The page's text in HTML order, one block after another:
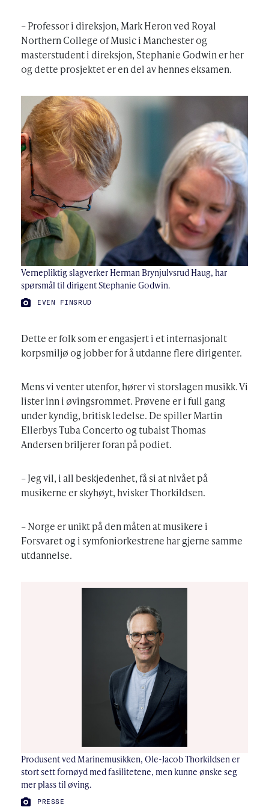
– Professor i direksjon, Mark Heron ved Royal
Northern College of Music i Manchester og
masterstudent i direksjon, Stephanie Godwin er her
og dette prosjektet er en del av hennes eksamen.
Vernepliktig slagverker Herman Brynjulvsrud Haug, har
spørsmål til dirigent Stephanie Godwin.
FOTO:
EVEN FINSRUD
Dette er folk som er engasjert i et internasjonalt
korpsmiljø og jobber for å utdanne flere dirigenter.
Mens vi venter utenfor, hører vi storslagen musikk. Vi
lister inn i øvingsrommet. Prøvene er i full gang
under kyndig, britisk ledelse. De spiller Martin
Ellerbys Tuba Concerto og tubaist Thomas
Andersen briljerer foran på podiet.
– Jeg vil, i all beskjedenhet, få si at nivået på
musikerne er skyhøyt, hvisker Thorkildsen.
– Norge er unikt på den måten at musikere i
Forsvaret og i symfoniorkestrene har gjerne samme
utdannelse.
Produsent ved Marinemusikken, Ole-Jacob Thorkildsen er
stort sett fornøyd med fasilitetene, men kunne ønske seg
mer plass til øving.
FOTO:
PRESSE